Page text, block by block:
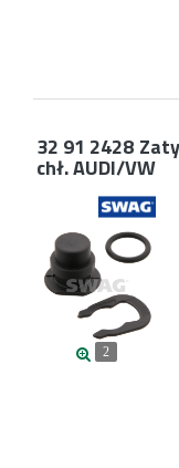
32 91 2428
chł. AUDI/VW
2